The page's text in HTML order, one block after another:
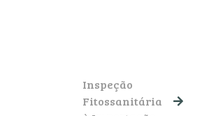
Inspeção
Fitossanitária